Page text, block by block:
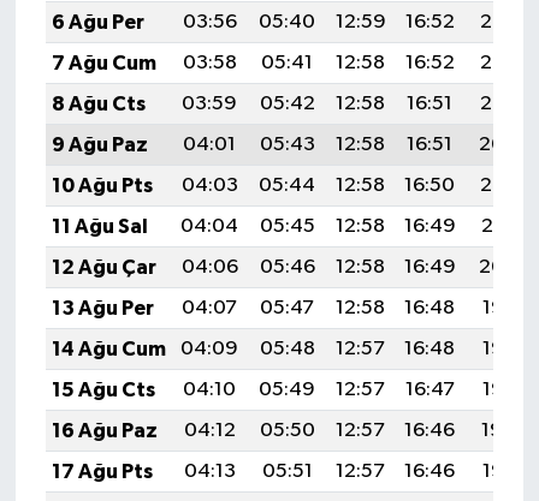
6 Ağu Per
03:56 05:40 12:59 16:52
20:07
7 Ağu Cum
03:58 05:41 12:58 16:52
20:06
8 Ağu Cts
03:59 05:42 12:58 16:51
20:05
9 Ağu Paz
04:01 05:43 12:58 16:51
20:04
10 Ağu Pts
04:03 05:44 12:58 16:50
20:02
11 Ağu Sal
04:04 05:45 12:58 16:49
20:01
12 Ağu Çar
04:06 05:46 12:58 16:49
20:00
13 Ağu Per
04:07 05:47 12:58 16:48
19:58
14 Ağu Cum
04:09 05:48 12:57 16:48
19:57
15 Ağu Cts
04:10 05:49 12:57 16:47
19:55
16 Ağu Paz
04:12 05:50 12:57 16:46
19:54
17 Ağu Pts
04:13 05:51 12:57 16:46
19:53